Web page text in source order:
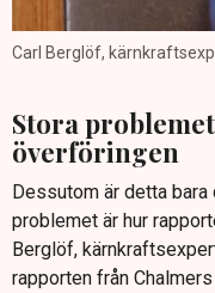
Carl Berglöf,
Stora
överföringen
Dessutom är detta
problemet är hur
Berglöf,
rapporten från